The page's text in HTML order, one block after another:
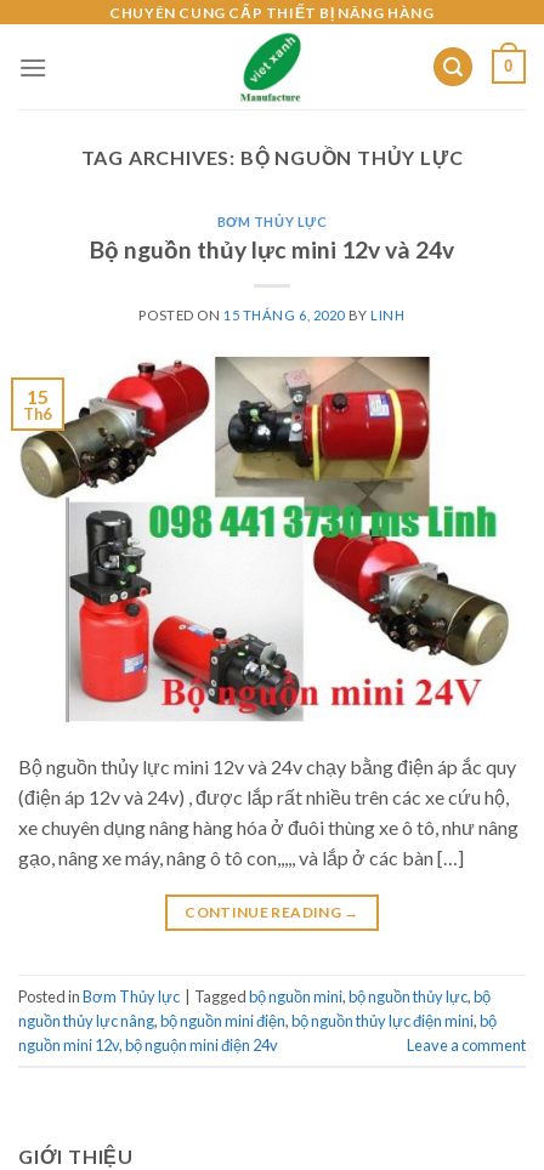
content
CHUYÊN CUNG CẤP THIẾT BỊ NÂNG HÀNG
0
TAG ARCHIVES: BỘ NGUỒN THỦY LỰC
BƠM THỦY LỰC
Bộ nguồn thủy lực mini 12v và 24v
POSTED ON 15 THÁNG 6, 2020 BYLINH
15
Th6
Bộ nguồn thủy lực mini 12v và 24v chạy bằng điện áp ắc quy
(điện áp 12v và 24v) , được lắp rất nhiều trên các xe cứu hộ,
xe chuyên dụng nâng hàng hóa ở đuôi thùng xe ô tô, như nâng
gạo, nâng xe máy, nâng ô tô con,,,,, và lắp ở các bàn […]
CONTINUE READING →
Posted inBơm Thủy lực Taggedbộ nguồn mini,bộ nguồn thủy lực,bộ
nguồn thủy lực nâng,bộ nguồn mini điện,bộ nguồn thủy lực điện mini,bộ
nguồn mini 12v,bộ nguộn mini điện 24v Leave a comment
GIỚI THIỆU